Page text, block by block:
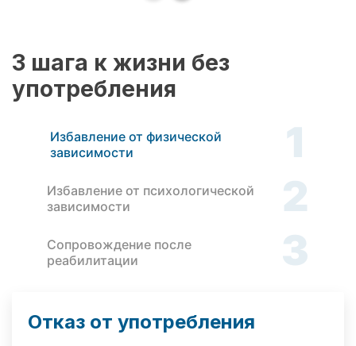
3 шага к жизни без
употребления
Избавление от физической
зависимости
1
Избавление от психологической
зависимости
2
Сопровождение после
реабилитации
3
Отказ от употребления